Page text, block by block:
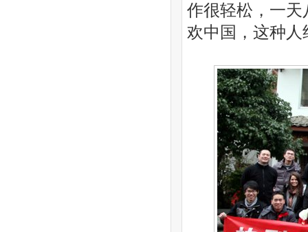
作很轻松，一
欢中国，这种